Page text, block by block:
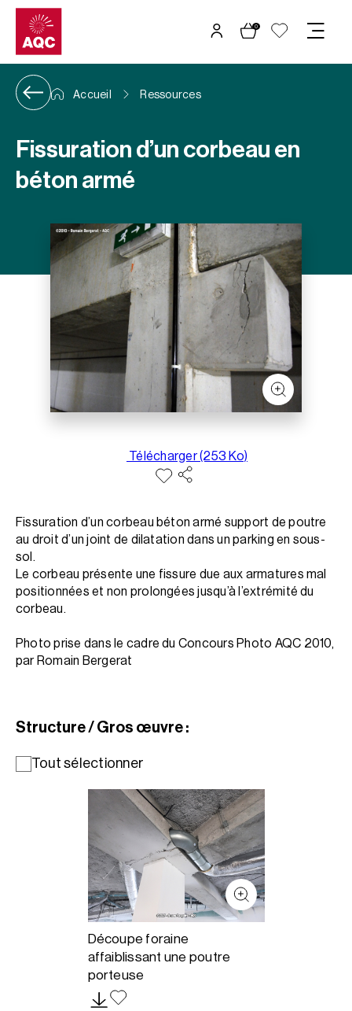
Panneau de gestion des cookies
0
Accueil Ressources
Fissuration d’un corbeau en
béton armé
Télécharger (253 Ko)
Fissuration d’un corbeau béton armé support de poutre
au droit d’un joint de dilatation dans un parking en sous-
sol.
Le corbeau présente une fissure due aux armatures mal
positionnées et non prolongées jusqu’à l’extrémité du
corbeau.
Photo prise dans le cadre du Concours Photo AQC 2010,
par Romain Bergerat
Structure / Gros œuvre :
Tout sélectionner
Découpe foraine
affaiblissant une poutre
porteuse